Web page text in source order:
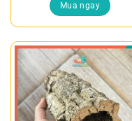
Mua ngay